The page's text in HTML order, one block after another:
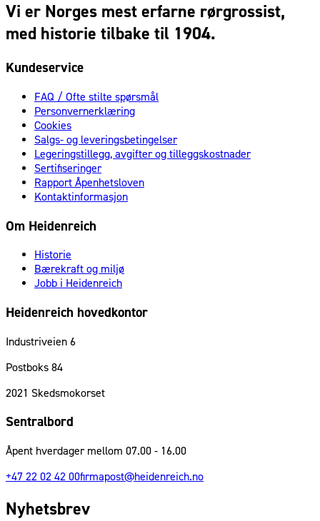
Vi er Norges mest erfarne rørgrossist,
med historie tilbake til 1904.
Kundeservice
FAQ / Ofte stilte spørsmål
Personvernerklæring
Cookies
Salgs- og leveringsbetingelser
Legeringstillegg, avgifter og tilleggskostnader
Sertifiseringer
Rapport Åpenhetsloven
Kontaktinformasjon
Om Heidenreich
Historie
Bærekraft og miljø
Jobb i Heidenreich
Heidenreich hovedkontor
Industriveien 6
Postboks 84
2021 Skedsmokorset
Sentralbord
Åpent hverdager mellom 07.00 - 16.00
+47 22 02 42 00firmapost@heidenreich.no
Nyhetsbrev